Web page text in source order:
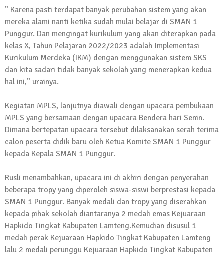
News Flash
Melalui Dumas, Ketua SMSI Waykanan
Laporkan Kasus Pengeroyokan yang
Dialaminya ke Propam Polda Lampung
19 Maret 2024 | 16:01
News Flash
Anggota MPR-RI I Komang Koheri
Kebangsaan, Kali Ini Digelar di Tubaba
2 Februari 2024 | 11:48
” Karena pasti terdapat banyak perubahan sistem yang akan
mereka alami nanti ketika sudah mulai belajar di SMAN 1
Punggur. Dan mengingat kurikulum yang akan diterapkan pada
kelas X, Tahun Pelajaran 2022/2023 adalah Implementasi
Kurikulum Merdeka (IKM) dengan menggunakan sistem SKS
dan kita sadari tidak banyak sekolah yang menerapkan kedua
hal ini,” urainya.
Kegiatan MPLS, lanjutnya diawali dengan upacara pembukaan
MPLS yang bersamaan dengan upacara Bendera hari Senin.
Dimana bertepatan upacara tersebut dilaksanakan serah terima
calon peserta didik baru oleh Ketua Komite SMAN 1 Punggur
kepada Kepala SMAN 1 Punggur.
Rusli menambahkan, upacara ini di akhiri dengan penyerahan
beberapa tropy yang diperoleh siswa-siswi berprestasi kepada
SMAN 1 Punggur. Banyak medali dan tropy yang diserahkan
kepada pihak sekolah diantaranya 2 medali emas Kejuaraan
Hapkido Tingkat Kabupaten Lamteng.Kemudian disusul 1
medali perak Kejuaraan Hapkido Tingkat Kabupaten Lamteng
lalu 2 medali perunggu Kejuaraan Hapkido Tingkat Kabupaten